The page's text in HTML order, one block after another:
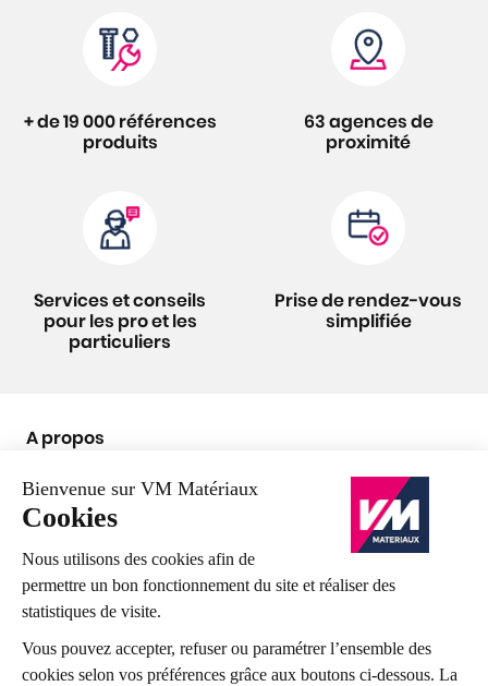
+ de 19 000 références
produits
63 agences de
proximité
Services et conseils
pour les pro et les
particuliers
Prise de rendez-vous
simplifiée
A propos
Présentation VM Matériaux
Présentation Groupe Samse
Nos engagements
Recrutement
Nos expertises métiers
FAQ